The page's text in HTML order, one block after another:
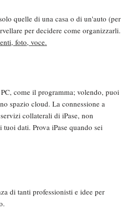
quelle di una casa o di un'auto (per
per decidere come organizzarli.
foto, voce.
come il programma; volendo, puoi
spazio cloud. La connessione a
collaterali di iPase, non
dati. Prova iPase quando sei
di tanti professionisti e idee per